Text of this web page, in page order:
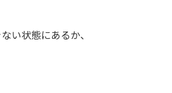
い状態にあるか、